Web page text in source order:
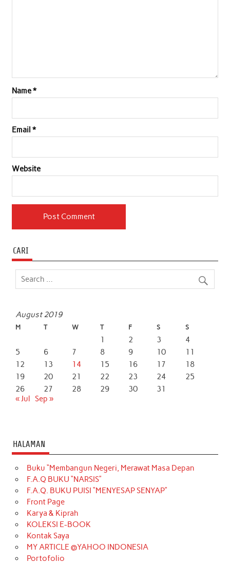
Name*
Email *
Website
CARI
August 2019
M T W T F S S
1 2 3
4
5
6 7 8 9 10
11
12
13 14 15 16 17
18
19
20 21 22 23 24
25
26
27 28 29 30
31
« Jul
Sep »
HALAMAN
Buku “Membangun Negeri, Merawat Masa Depan
F.A.Q BUKU “NARSIS”
F.A.Q. BUKU PUISI “MENYESAP SENYAP”
Front Page
Karya & Kiprah
KOLEKSI E-BOOK
Kontak Saya
MY ARTICLE @YAHOO INDONESIA
Portofolio